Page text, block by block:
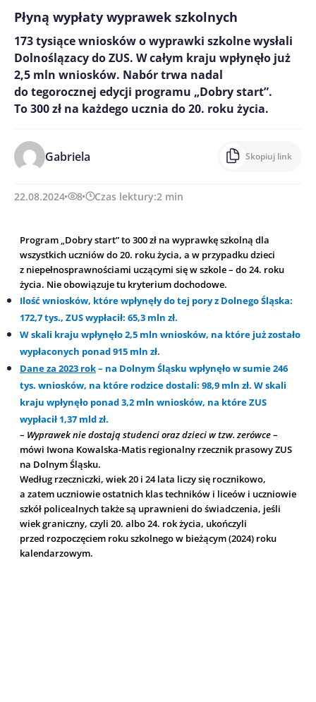
Płyną wypłaty wyprawek szkolnych
173 tysiące wniosków o wyprawki szkolne wysłali
Dolnoślązacy do ZUS. W całym kraju wpłynęło już
2,5 mln wniosków. Nabór trwa nadal
do tegorocznej edycji programu „Dobry start”.
To 300 zł na każdego ucznia do 20. roku życia.
Gabriela Skopiuj link
22.08.2024 8 Czas lektury:2 min
Program „Dobry start” to 300 zł na wyprawkę szkolną dla
wszystkich uczniów do 20. roku życia, a w przypadku dzieci
z niepełnosprawnościami uczącymi się w szkole – do 24. roku
życia. Nie obowiązuje tu kryterium dochodowe.
Ilość wniosków, które wpłynęły do tej pory z Dolnego Śląska:
172,7 tys., ZUS wypłacił: 65,3 mln zł.
W skali kraju wpłynęło 2,5 mln wniosków, na które już zostało
wypłaconych ponad 915 mln zł.
Dane za 2023 rok– na Dolnym Śląsku wpłynęło w sumie 246
tys. wniosków, na które rodzice dostali: 98,9 mln zł. W skali
kraju wpłynęło ponad 3,2 mln wniosków, na które ZUS
wypłacił 1,37 mld zł.
– Wyprawek nie dostają studenci oraz dzieci w tzw. zerówce–
mówi Iwona Kowalska-Matis regionalny rzecznik prasowy ZUS
na Dolnym Śląsku.
Według rzeczniczki, wiek 20 i 24 lata liczy się rocznikowo,
a zatem uczniowie ostatnich klas techników i liceów i uczniowie
szkół policealnych także są uprawnieni do świadczenia, jeśli
wiek graniczny, czyli 20. albo 24. rok życia, ukończyli
przed rozpoczęciem roku szkolnego w bieżącym (2024) roku
kalendarzowym.